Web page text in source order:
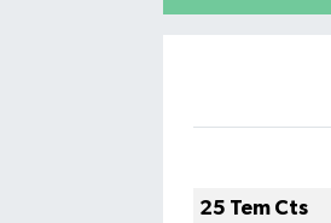
25 Tem Cts